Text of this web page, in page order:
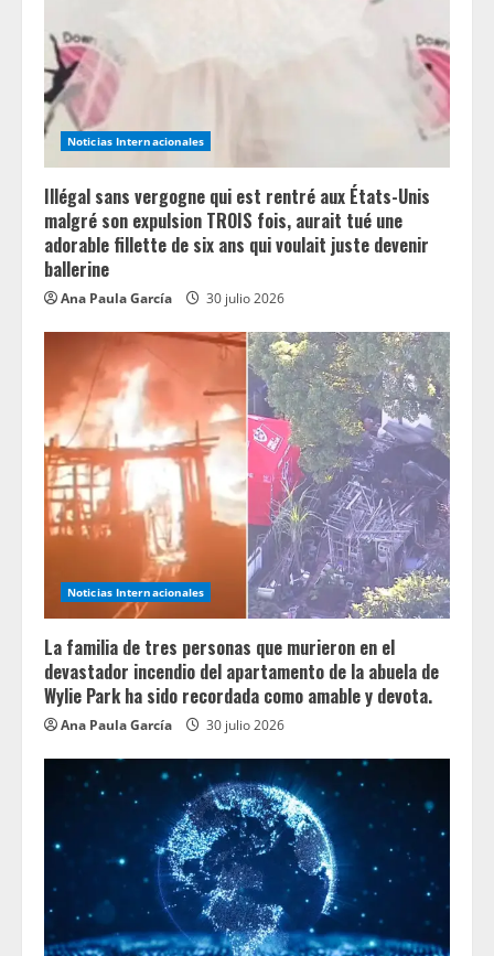
Noticias Internacionales
Illégal sans vergogne qui est rentré aux États-Unis
malgré son expulsion TROIS fois, aurait tué une
adorable fillette de six ans qui voulait juste devenir
ballerine
Ana Paula García 30 julio 2026
Noticias Internacionales
La familia de tres personas que murieron en el
devastador incendio del apartamento de la abuela de
Wylie Park ha sido recordada como amable y devota.
Ana Paula García 30 julio 2026